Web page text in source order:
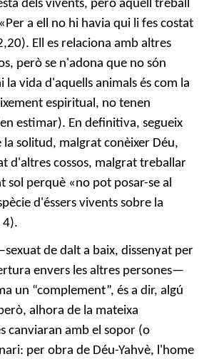
dels vivents, però aquell treball
a ell no hi havia qui li fes costat
Ell es relaciona amb altres
però se n'adona que no són
la vida d'aquells animals és com la
espiritual, no tenen
estimar). En definitiva, segueix
solitud, malgrat conèixer Déu,
d'altres cossos, malgrat treballar
sol perquè «no pot posar-se al
d'éssers vivents sobre la
4).
de dalt a baix, dissenyat per
envers les altres persones—
un “complement”, és a dir, algú
alhora de la mateixa
canviaran amb el sopor (o
per obra de Déu-Yahvè, l'home